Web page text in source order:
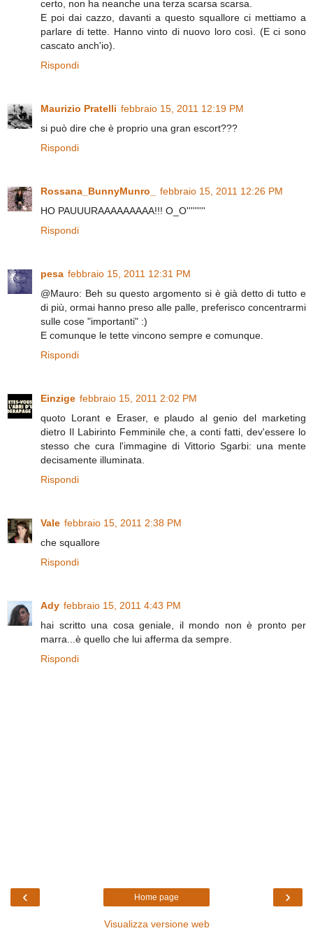
certo, non ha neanche una terza scarsa scarsa.
E poi dai cazzo, davanti a questo squallore ci mettiamo a
parlare di tette. Hanno vinto di nuovo loro così. (E ci sono
cascato anch'io).
Rispondi
Maurizio Pratelli febbraio 15, 2011 12:19 PM
si può dire che è proprio una gran escort???
Rispondi
Rossana_BunnyMunro_
febbraio 15, 2011 12:26 PM
HO PAUUURAAAAAAAAA!!! O_O'''''''''
Rispondi
pesa febbraio 15, 2011 12:31 PM
@Mauro: Beh su questo argomento si è già detto di tutto e
di più, ormai hanno preso alle palle, preferisco concentrarmi
sulle cose "importanti" :)
E comunque le tette vincono sempre e comunque.
Rispondi
Einzige febbraio 15, 2011 2:02 PM
quoto Lorant e Eraser, e plaudo al genio del marketing
dietro Il Labirinto Femminile che, a conti fatti, dev'essere lo
stesso che cura l'immagine di Vittorio Sgarbi: una mente
decisamente illuminata.
Rispondi
Vale febbraio 15, 2011 2:38 PM
che squallore
Rispondi
Ady febbraio 15, 2011 4:43 PM
hai scritto una cosa geniale, il mondo non è pronto per
marra...è quello che lui afferma da sempre.
Rispondi
‹ ›
Home page
Visualizza versione web